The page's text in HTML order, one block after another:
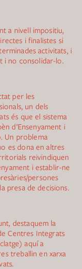
a nivell impositiu,
i finalistes si
activitats, i
i no consolidar-lo.
per les
un dels
és que el sistema
d’Ensenyament i
Un problema
es dona en altres
reivindiquen
i establir-ne
persones
presa de decisions.
destaquem la
Centres Integrats
aquí a
treballin en xarxa